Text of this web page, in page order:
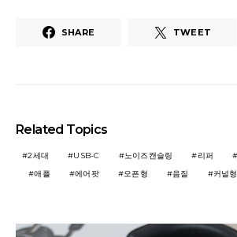
SHARE TWEET
Related Topics
2세대 USB-C 노이즈캔슬링 리퍼
애플
에어팟 오픈형 음질 커널형